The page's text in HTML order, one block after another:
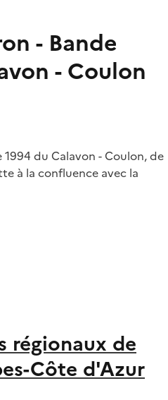
- Bande
- Coulon
du Calavon - Coulon, de
à la confluence avec la
régionaux de
Côte d'Azur